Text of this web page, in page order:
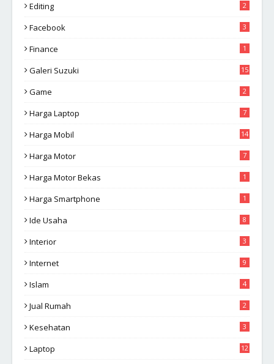
Editing 2
Facebook 3
Finance 1
Galeri Suzuki 15
Game 2
Harga Laptop 7
Harga Mobil 14
Harga Motor 7
Harga Motor Bekas 1
Harga Smartphone 1
Ide Usaha 8
Interior 3
Internet 9
Islam 4
Jual Rumah 2
Kesehatan 3
Laptop 12